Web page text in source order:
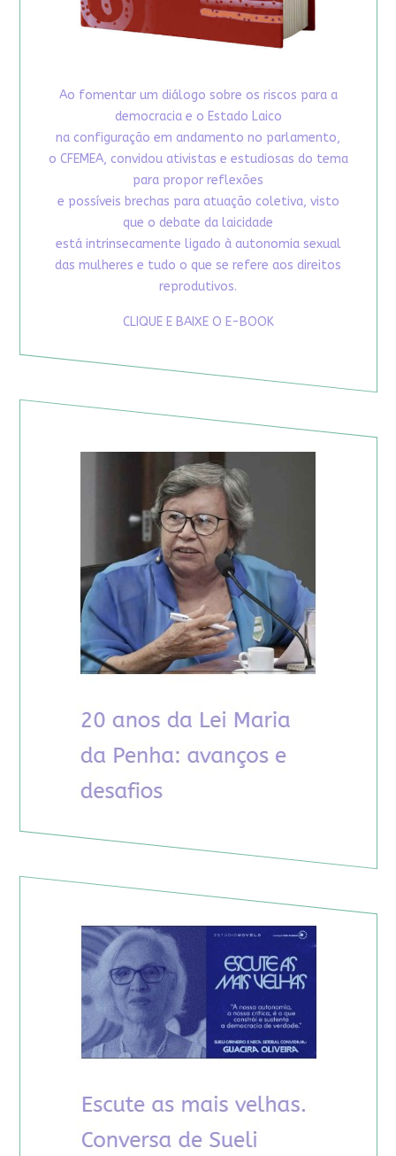
Ao fomentar um diálogo sobre os riscos para a
democracia e o Estado Laico
na configuração em andamento no parlamento,
o CFEMEA, convidou ativistas e estudiosas do tema
para propor reflexões
e possíveis brechas para atuação coletiva, visto
que o debate da laicidade
está intrinsecamente ligado à autonomia sexual
das mulheres e tudo o que se refere aos direitos
reprodutivos.
CLIQUE E BAIXE O E-BOOK